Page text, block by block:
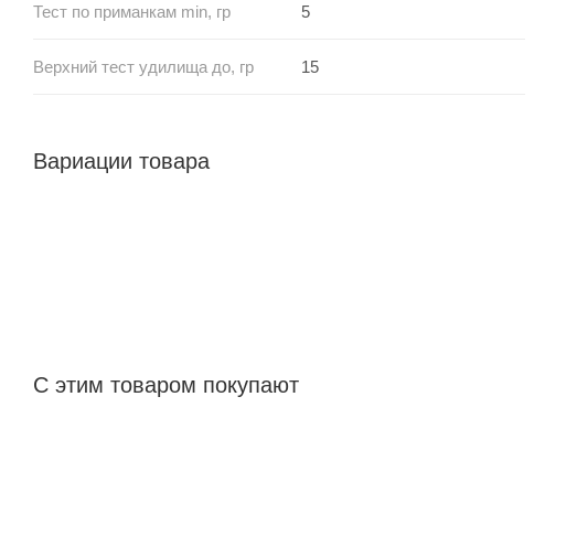
Тест по приманкам min, гр 5
Верхний тест удилища до, гр 15
Вариации товара
С этим товаром покупают